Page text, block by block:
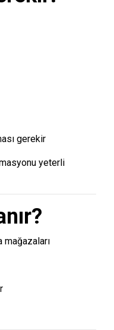
gerekir
yeterli